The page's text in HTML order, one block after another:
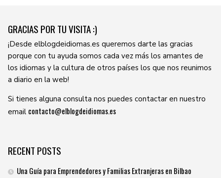
GRACIAS POR TU VISITA :)
¡Desde elblogdeidiomas.es queremos darte las gracias
porque con tu ayuda somos cada vez más los amantes de
los idiomas y la cultura de otros países los que nos reunimos
a diario en la web!
Si tienes alguna consulta nos puedes contactar en nuestro
email contacto@elblogdeidiomas.es
RECENT POSTS
Una Guía para Emprendedores y Familias Extranjeras en Bilbao